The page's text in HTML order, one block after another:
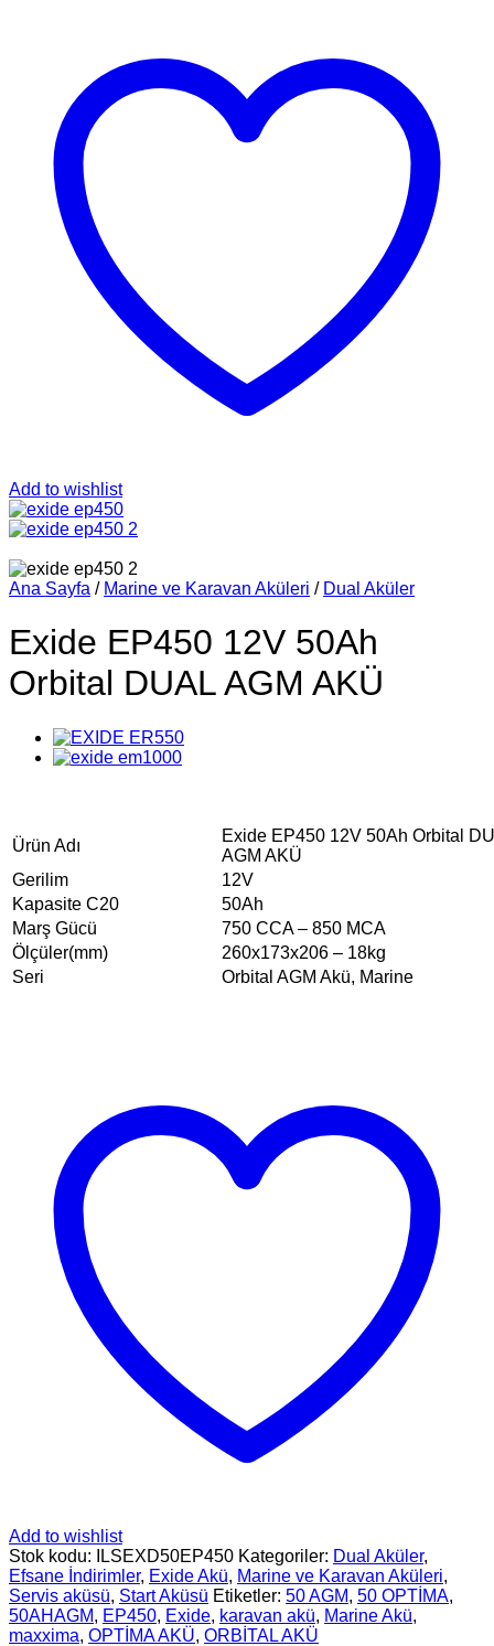
Add to wishlist
Ana Sayfa / Marine ve Karavan Aküleri / Dual Aküler
Exide EP450 12V 50Ah
Orbital DUAL AGM AKÜ
Ürün Adı
Exide EP450 12V 50Ah Orbital
AGM AKÜ
Gerilim
12V
Kapasite C20
50Ah
Marş Gücü
750 CCA – 850 MCA
Ölçüler(mm)
260x173x206 – 18kg
Seri
Orbital AGM Akü, Marine
Add to wishlist
Stok kodu:
ILSEXD50EP450 Kategoriler: Dual Aküler,
Efsane İndirimler, Exide Akü, Marine ve Karavan Aküleri,
Servis aküsü, Start Aküsü Etiketler: 50 AGM, 50 OPTİMA,
50AHAGM, EP450, Exide, karavan akü, Marine Akü,
maxxima, OPTİMA AKÜ, ORBİTAL AKÜ